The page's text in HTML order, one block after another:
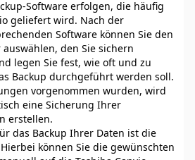
Software erfolgen, die häufig
geliefert wird. Nach der
Software können Sie den
den Sie sichern
legen Sie fest, wie oft und zu
Backup durchgeführt werden soll.
vorgenommen wurden, wird
eine Sicherung Ihrer
erstellen.
das Backup Ihrer Daten ist die
können Sie die gewünschten